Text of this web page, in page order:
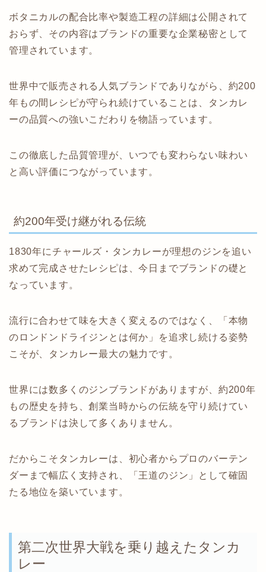
ボタニカルの配合比率や製造工程の詳細は公開されて
おらず、その内容はブランドの重要な企業秘密として
管理されています。
世界中で販売される人気ブランドでありながら、約200
年もの間レシピが守られ続けていることは、タンカレ
ーの品質への強いこだわりを物語っています。
この徹底した品質管理が、いつでも変わらない味わい
と高い評価につながっています。
約200年受け継がれる伝統
1830年にチャールズ・タンカレーが理想のジンを追い
求めて完成させたレシピは、今日までブランドの礎と
なっています。
流行に合わせて味を大きく変えるのではなく、「本物
のロンドンドライジンとは何か」を追求し続ける姿勢
こそが、タンカレー最大の魅力です。
世界には数多くのジンブランドがありますが、約200年
もの歴史を持ち、創業当時からの伝統を守り続けてい
るブランドは決して多くありません。
だからこそタンカレーは、初心者からプロのバーテン
ダーまで幅広く支持され、「王道のジン」として確固
たる地位を築いています。
第二次世界大戦を乗り越えたタンカ
レー